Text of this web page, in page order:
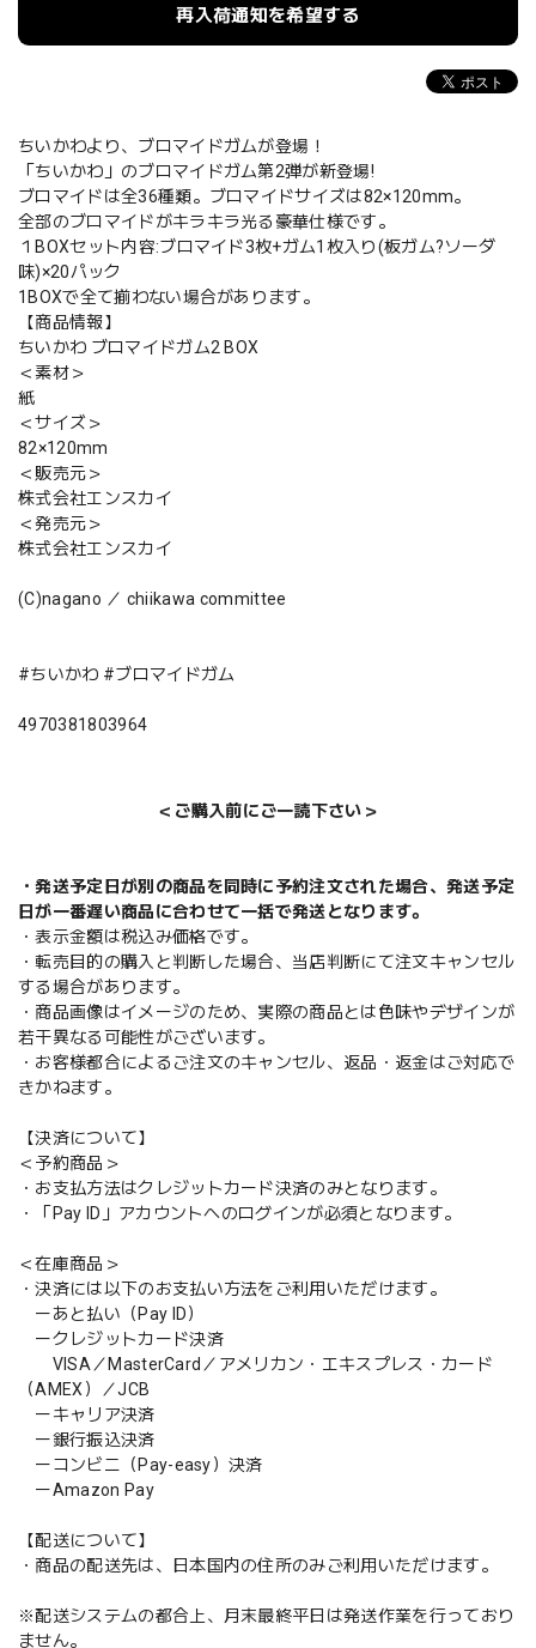
再入荷通知を希望する
ちいかわより、ブロマイドガムが登場！
「ちいかわ」のブロマイドガム第2弾が新登場!
ブロマイドは全36種類。ブロマイドサイズは82×120mm。
全部のブロマイドがキラキラ光る豪華仕様です。
１BOXセット内容:ブロマイド3枚+ガム1枚入り(板ガム?ソーダ
味)×20パック
1BOXで全て揃わない場合があります。
【商品情報】
ちいかわ ブロマイドガム2 BOX
＜素材＞
紙
＜サイズ＞
82×120mm
＜販売元＞
株式会社エンスカイ
＜発売元＞
株式会社エンスカイ
(C)nagano ／ chiikawa committee
#ちいかわ #ブロマイドガム
4970381803964
＜ご購入前にご一読下さい＞
・発送予定日が別の商品を同時に予約注文された場合、発送予定
日が一番遅い商品に合わせて一括で発送となります。
・表示金額は税込み価格です。
・転売目的の購入と判断した場合、当店判断にて注文キャンセル
する場合があります。
・商品画像はイメージのため、実際の商品とは色味やデザインが
若干異なる可能性がございます。
・お客様都合によるご注文のキャンセル、返品・返金はご対応で
きかねます。
【決済について】
＜予約商品＞
・お支払方法はクレジットカード決済のみとなります。
・「Pay ID」アカウントへのログインが必須となります。
＜在庫商品＞
・決済には以下のお支払い方法をご利用いただけます。
ーあと払い（Pay ID）
ークレジットカード決済
VISA／MasterCard／アメリカン・エキスプレス・カード
（AMEX）／JCB
ーキャリア決済
ー銀行振込決済
ーコンビニ（Pay-easy）決済
ーAmazon Pay
【配送について】
・商品の配送先は、日本国内の住所のみご利用いただけます。
※配送システムの都合上、月末最終平日は発送作業を行っており
ません。